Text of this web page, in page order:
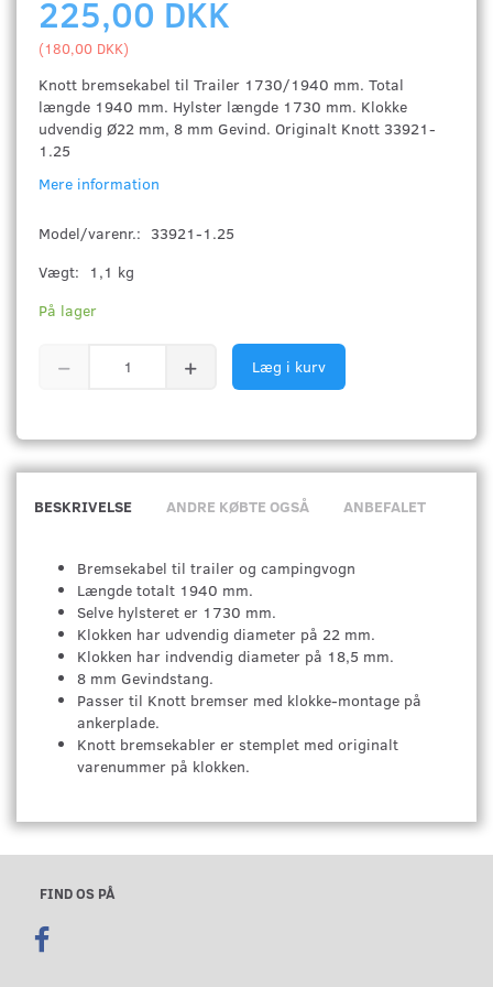
225,00 DKK
(180,00 DKK)
Knott bremsekabel til Trailer 1730/1940 mm. Total
længde 1940 mm. Hylster længde 1730 mm. Klokke
udvendig Ø22 mm, 8 mm Gevind. Originalt Knott 33921-
1.25
Mere information
Model/varenr.: 33921-1.25
Vægt:
1,1 kg
På lager
Læg i kurv
BESKRIVELSE ANDRE KØBTE OGSÅ ANBEFALET
Bremsekabel til trailer og campingvogn
Længde totalt 1940 mm.
Selve hylsteret er 1730 mm.
Klokken har udvendig diameter på 22 mm.
Klokken har indvendig diameter på 18,5 mm.
8 mm Gevindstang.
Passer til Knott bremser med klokke-montage på
ankerplade.
Knott bremsekabler er stemplet med originalt
varenummer på klokken.
FIND OS PÅ